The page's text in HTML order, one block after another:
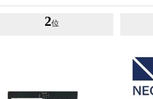
2位